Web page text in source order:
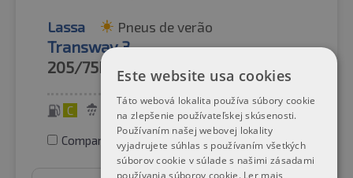
Lassa Pneus de verão
Transway 3
205/75R16C 113/111R
C 71 dB
Comparar pneus
Este website usa cookies
Táto webová lokalita používa súbory cookie
na zlepšenie používateľskej skúsenosti.
Používaním našej webovej lokality
vyjadrujete súhlas s používaním všetkých
súborov cookie v súlade s našimi zásadami
používania súborov cookie. Ler mais